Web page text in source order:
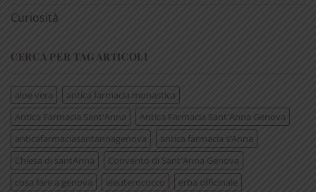
Curiosità
CERCA PER TAG ARTICOLI
aloe vera
antica farmacia monastica
Antica Farmacia Sant'Anna
Antica Farmacia Sant'Anna Genova
anticafarmaciasantannagenova
antica farmacia s’Anna
Chiesa di santAnna
Convento di Sant'Anna Genova
cosa fare a genova
eleuterococco
erba officinale